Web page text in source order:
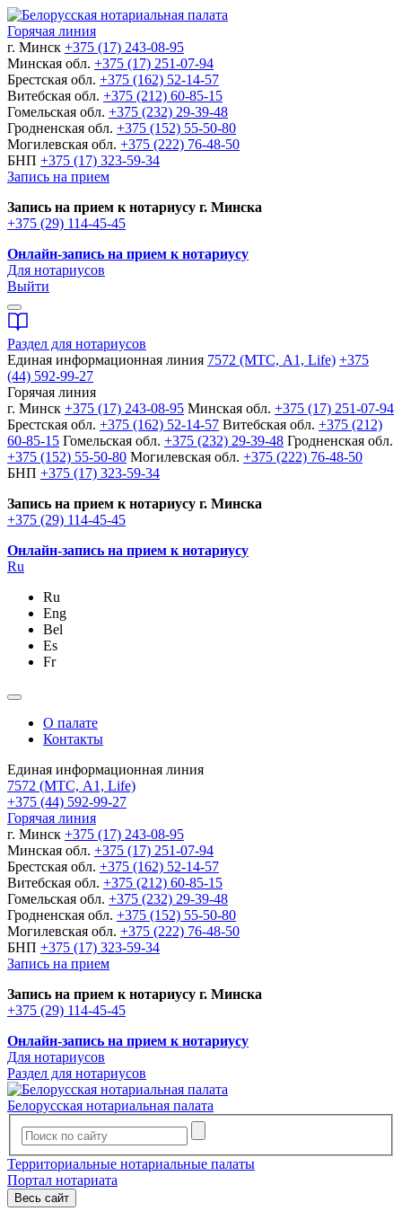
Горячая линия
г. Минск +375 (17) 243-08-95
Минская обл. +375 (17) 251-07-94
Брестская обл. +375 (162) 52-14-57
Витебская обл. +375 (212) 60-85-15
Гомельская обл. +375 (232) 29-39-48
Гродненская обл. +375 (152) 55-50-80
Могилевская обл. +375 (222) 76-48-50
БНП +375 (17) 323-59-34
Запись на прием
Запись на прием к нотариусу г. Минска
+375 (29) 114-45-45
Онлайн-запись на прием к нотариусу
Для нотариусов
Выйти
Раздел для нотариусов
Единая информационная линия 7572 (МТС, A1, Life) +375
(44) 592-99-27
Горячая линия
г. Минск +375 (17) 243-08-95 Минская обл. +375 (17) 251-07-94
Брестская обл. +375 (162) 52-14-57 Витебская обл. +375 (212)
60-85-15 Гомельская обл. +375 (232) 29-39-48 Гродненская обл.
+375 (152) 55-50-80 Могилевская обл. +375 (222) 76-48-50
БНП +375 (17) 323-59-34
Запись на прием к нотариусу г. Минска
+375 (29) 114-45-45
Онлайн-запись на прием к нотариусу
Ru
Ru
Eng
Bel
Es
Fr
О палате
Контакты
Единая информационная линия
7572 (МТС, A1, Life)
+375 (44) 592-99-27
Горячая линия
г. Минск +375 (17) 243-08-95
Минская обл. +375 (17) 251-07-94
Брестская обл. +375 (162) 52-14-57
Витебская обл. +375 (212) 60-85-15
Гомельская обл. +375 (232) 29-39-48
Гродненская обл. +375 (152) 55-50-80
Могилевская обл. +375 (222) 76-48-50
БНП +375 (17) 323-59-34
Запись на прием
Запись на прием к нотариусу г. Минска
+375 (29) 114-45-45
Онлайн-запись на прием к нотариусу
Для нотариусов
Раздел для нотариусов
Белорусская нотариальная палата
Территориальные нотариальные палаты
Портал нотариата
Весь сайт